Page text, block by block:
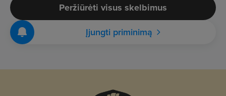
Peržiūrėti visus skelbimus
Įjungti priminimą